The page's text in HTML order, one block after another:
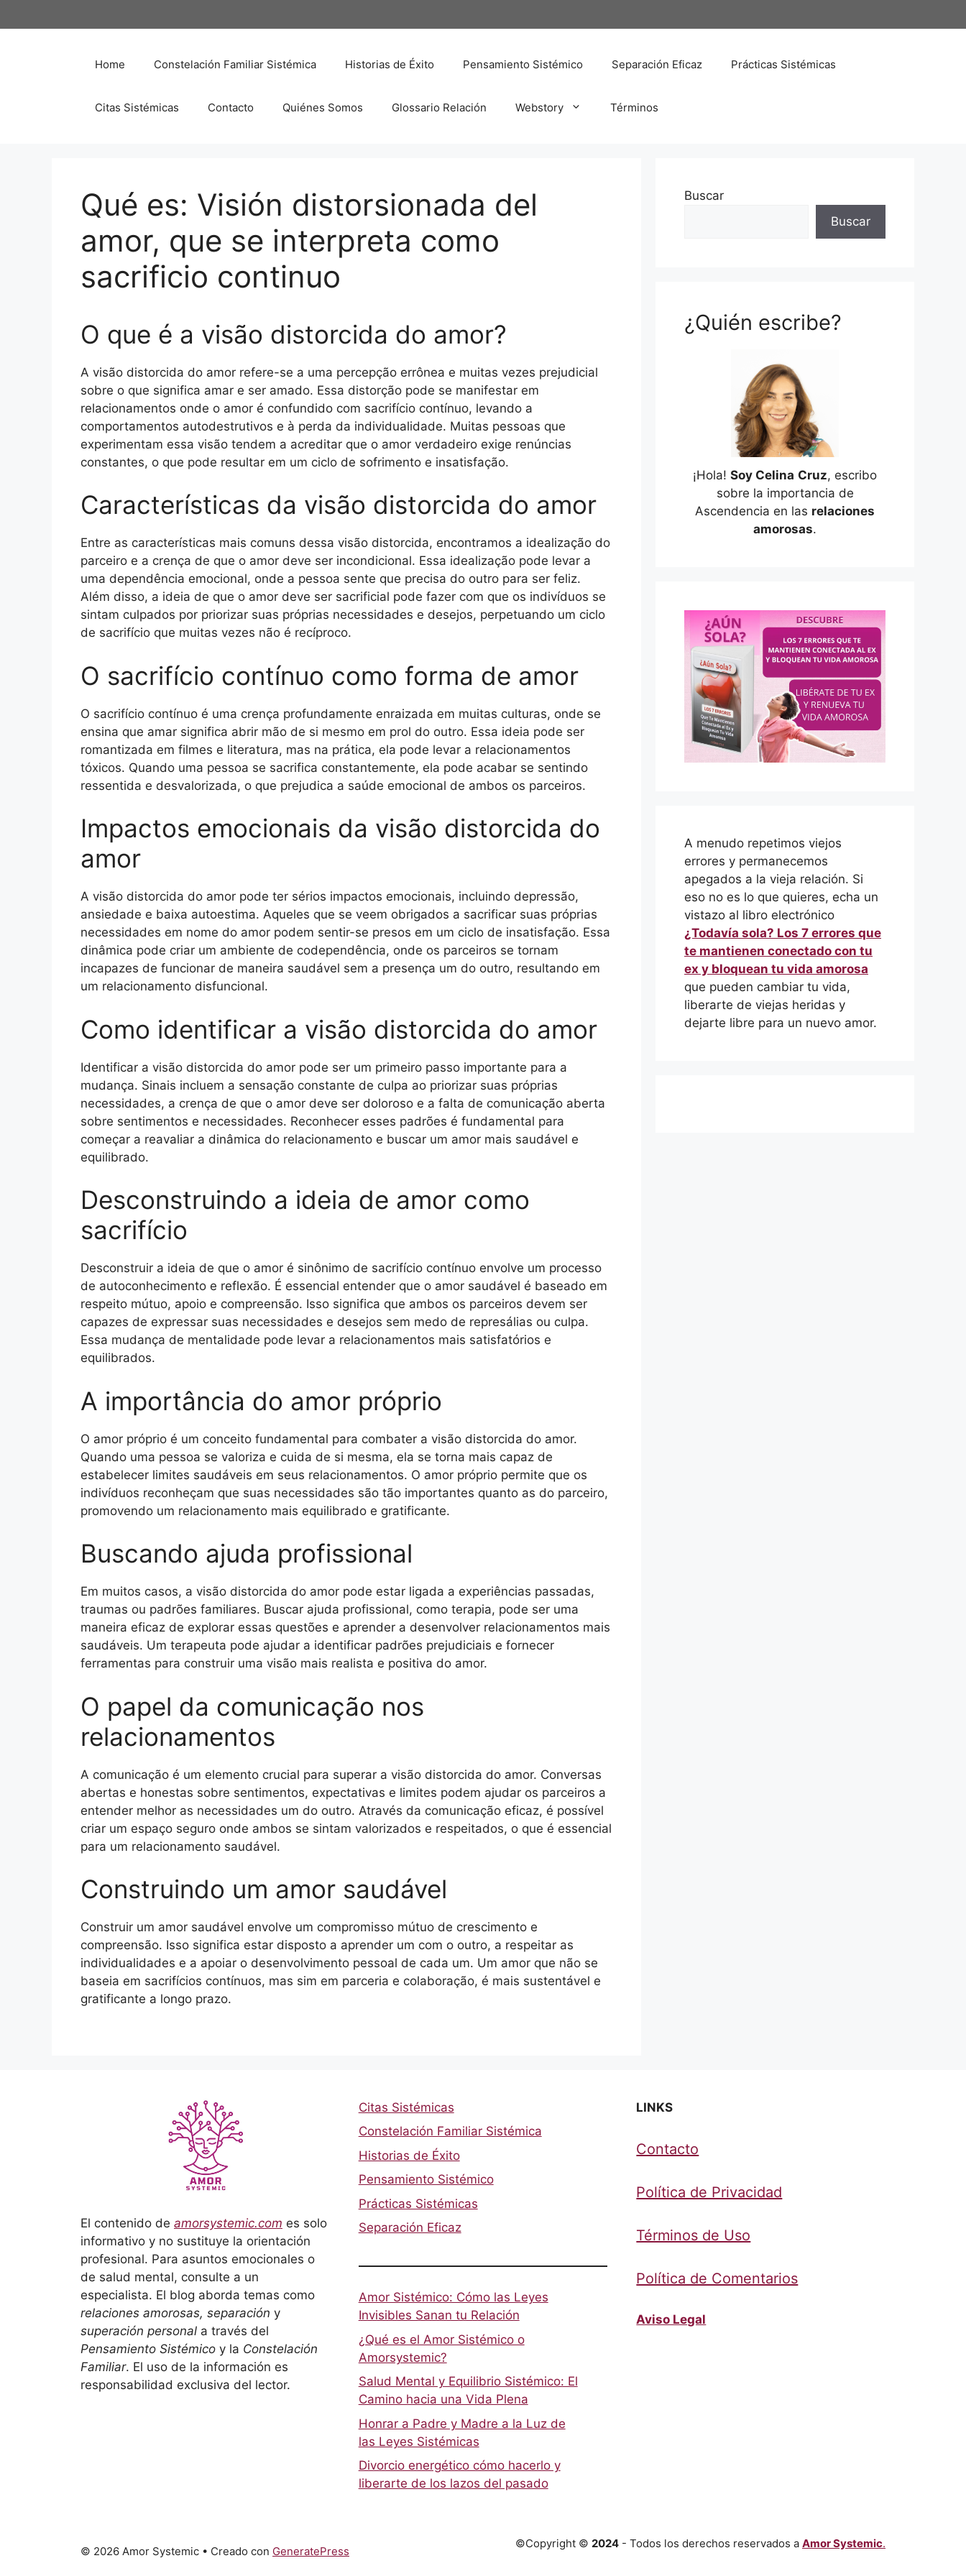
al
Home Constelación Familiar Sistémica Historias de Éxito Pensamiento Sistémico Separación Eficaz Prácticas Sistémicas
Citas Sistémicas Contacto Quiénes Somos Glossario Relación Webstory Términos
Qué es: Visión distorsionada del
amor, que se interpreta como
sacrificio continuo
O que é a visão distorcida do amor?
A visão distorcida do amor refere-se a uma percepção errônea e muitas vezes prejudicial
sobre o que significa amar e ser amado. Essa distorção pode se manifestar em
relacionamentos onde o amor é confundido com sacrifício contínuo, levando a
comportamentos autodestrutivos e à perda da individualidade. Muitas pessoas que
experimentam essa visão tendem a acreditar que o amor verdadeiro exige renúncias
constantes, o que pode resultar em um ciclo de sofrimento e insatisfação.
Características da visão distorcida do amor
Entre as características mais comuns dessa visão distorcida, encontramos a idealização do
parceiro e a crença de que o amor deve ser incondicional. Essa idealização pode levar a
uma dependência emocional, onde a pessoa sente que precisa do outro para ser feliz.
Além disso, a ideia de que o amor deve ser sacrificial pode fazer com que os indivíduos se
sintam culpados por priorizar suas próprias necessidades e desejos, perpetuando um ciclo
de sacrifício que muitas vezes não é recíproco.
O sacrifício contínuo como forma de amor
O sacrifício contínuo é uma crença profundamente enraizada em muitas culturas, onde se
ensina que amar significa abrir mão de si mesmo em prol do outro. Essa ideia pode ser
romantizada em filmes e literatura, mas na prática, ela pode levar a relacionamentos
tóxicos. Quando uma pessoa se sacrifica constantemente, ela pode acabar se sentindo
ressentida e desvalorizada, o que prejudica a saúde emocional de ambos os parceiros.
Impactos emocionais da visão distorcida do
amor
A visão distorcida do amor pode ter sérios impactos emocionais, incluindo depressão,
ansiedade e baixa autoestima. Aqueles que se veem obrigados a sacrificar suas próprias
necessidades em nome do amor podem sentir-se presos em um ciclo de insatisfação. Essa
dinâmica pode criar um ambiente de codependência, onde os parceiros se tornam
incapazes de funcionar de maneira saudável sem a presença um do outro, resultando em
um relacionamento disfuncional.
Como identificar a visão distorcida do amor
Identificar a visão distorcida do amor pode ser um primeiro passo importante para a
mudança. Sinais incluem a sensação constante de culpa ao priorizar suas próprias
necessidades, a crença de que o amor deve ser doloroso e a falta de comunicação aberta
sobre sentimentos e necessidades. Reconhecer esses padrões é fundamental para
começar a reavaliar a dinâmica do relacionamento e buscar um amor mais saudável e
equilibrado.
Desconstruindo a ideia de amor como
sacrifício
Desconstruir a ideia de que o amor é sinônimo de sacrifício contínuo envolve um processo
de autoconhecimento e reflexão. É essencial entender que o amor saudável é baseado em
respeito mútuo, apoio e compreensão. Isso significa que ambos os parceiros devem ser
capazes de expressar suas necessidades e desejos sem medo de represálias ou culpa.
Essa mudança de mentalidade pode levar a relacionamentos mais satisfatórios e
equilibrados.
A importância do amor próprio
O amor próprio é um conceito fundamental para combater a visão distorcida do amor.
Quando uma pessoa se valoriza e cuida de si mesma, ela se torna mais capaz de
estabelecer limites saudáveis em seus relacionamentos. O amor próprio permite que os
indivíduos reconheçam que suas necessidades são tão importantes quanto as do parceiro,
promovendo um relacionamento mais equilibrado e gratificante.
Buscando ajuda profissional
Em muitos casos, a visão distorcida do amor pode estar ligada a experiências passadas,
traumas ou padrões familiares. Buscar ajuda profissional, como terapia, pode ser uma
maneira eficaz de explorar essas questões e aprender a desenvolver relacionamentos mais
saudáveis. Um terapeuta pode ajudar a identificar padrões prejudiciais e fornecer
ferramentas para construir uma visão mais realista e positiva do amor.
O papel da comunicação nos
relacionamentos
A comunicação é um elemento crucial para superar a visão distorcida do amor. Conversas
abertas e honestas sobre sentimentos, expectativas e limites podem ajudar os parceiros a
entender melhor as necessidades um do outro. Através da comunicação eficaz, é possível
criar um espaço seguro onde ambos se sintam valorizados e respeitados, o que é essencial
para um relacionamento saudável.
Construindo um amor saudável
Construir um amor saudável envolve um compromisso mútuo de crescimento e
compreensão. Isso significa estar disposto a aprender um com o outro, a respeitar as
individualidades e a apoiar o desenvolvimento pessoal de cada um. Um amor que não se
baseia em sacrifícios contínuos, mas sim em parceria e colaboração, é mais sustentável e
gratificante a longo prazo.
Buscar
Buscar
¿Quién escribe?
¡Hola! Soy Celina Cruz, escribo
sobre la importancia de
Ascendencia en las relaciones
amorosas.
A menudo repetimos viejos
errores y permanecemos
apegados a la vieja relación. Si
eso no es lo que quieres, echa un
vistazo al libro electrónico
¿Todavía sola? Los 7 errores que
te mantienen conectado con tu
ex y bloquean tu vida amorosa
que pueden cambiar tu vida,
liberarte de viejas heridas y
dejarte libre para un nuevo amor.
El contenido de amorsystemic.com es solo
informativo y no sustituye la orientación
profesional. Para asuntos emocionales o
de salud mental, consulte a un
especialista. El blog aborda temas como
relaciones amorosas, separación y
superación personal a través del
Pensamiento Sistémico y la Constelación
Familiar. El uso de la información es
responsabilidad exclusiva del lector.
Citas Sistémicas
Constelación Familiar Sistémica
Historias de Éxito
Pensamiento Sistémico
Prácticas Sistémicas
Separación Eficaz
Amor Sistémico: Cómo las Leyes
Invisibles Sanan tu Relación
¿Qué es el Amor Sistémico o
Amorsystemic?
Salud Mental y Equilibrio Sistémico: El
Camino hacia una Vida Plena
Honrar a Padre y Madre a la Luz de
las Leyes Sistémicas
Divorcio energético cómo hacerlo y
liberarte de los lazos del pasado
LINKS
Contacto
Política de Privacidad
Términos de Uso
Política de Comentarios
Aviso Legal
©Copyright © 2024 - Todos los derechos reservados a Amor Systemic.
© 2026 Amor Systemic • Creado con GeneratePress